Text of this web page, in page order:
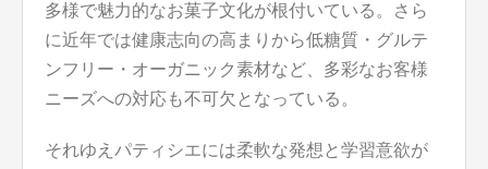
多様で魅力的なお菓子文化が根付いている。さら
に近年では健康志向の高まりから低糖質・グルテ
ンフリー・オーガニック素材など、多彩なお客様
ニーズへの対応も不可欠となっている。
それゆえパティシエには柔軟な発想と学習意欲が